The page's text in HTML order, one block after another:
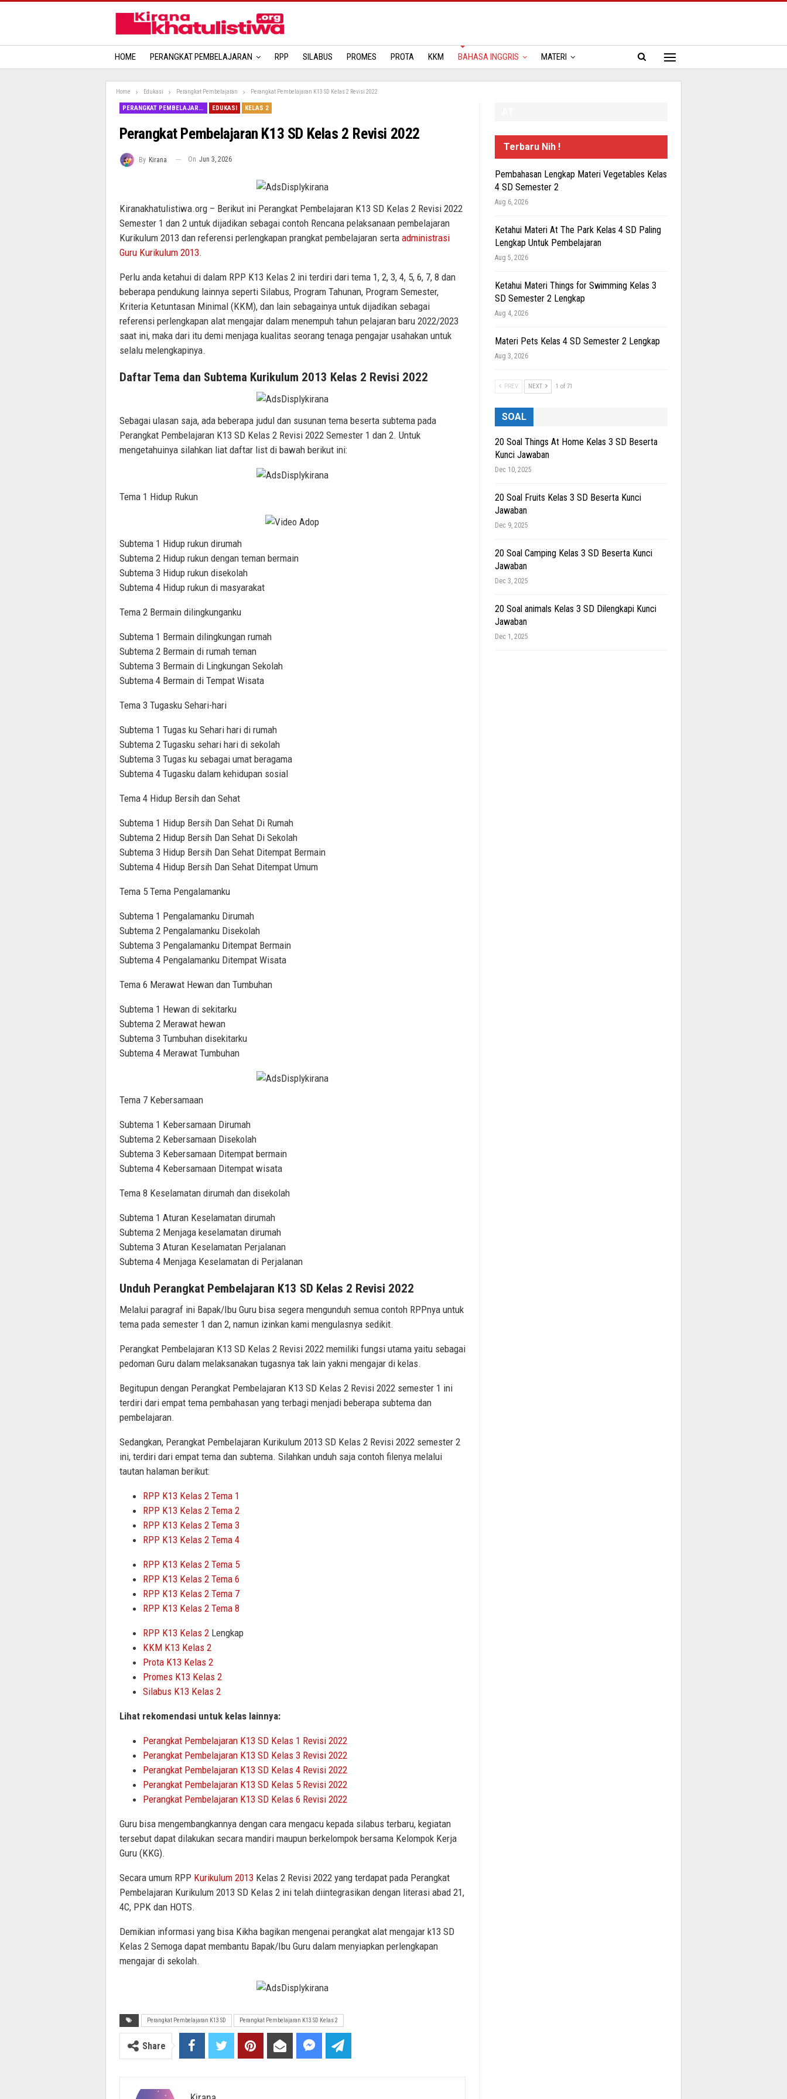
HOME PERANGKAT PEMBELAJARAN RPP SILABUS PROMES PROTA KKM BAHASA INGGRIS MATERI
Home Edukasi Perangkat Pembelajaran Perangkat Pembelajaran K13 SD Kelas 2 Revisi 2022
PERANGKAT PEMBELAJARAN EDUKASI KELAS 2
Perangkat Pembelajaran K13 SD Kelas 2 Revisi 2022
By Kirana On Jun 3, 2026
Kiranakhatulistiwa.org – Berikut ini Perangkat Pembelajaran K13 SD Kelas 2 Revisi 2022
Semester 1 dan 2 untuk dijadikan sebagai contoh Rencana pelaksanaan pembelajaran
Kurikulum 2013 dan referensi perlengkapan prangkat pembelajaran serta administrasi
Guru Kurikulum 2013.
Perlu anda ketahui di dalam RPP K13 Kelas 2 ini terdiri dari tema 1, 2, 3, 4, 5, 6, 7, 8 dan
beberapa pendukung lainnya seperti Silabus, Program Tahunan, Program Semester,
Kriteria Ketuntasan Minimal (KKM), dan lain sebagainya untuk dijadikan sebagai
referensi perlengkapan alat mengajar dalam menempuh tahun pelajaran baru 2022/2023
saat ini, maka dari itu demi menjaga kualitas seorang tenaga pengajar usahakan untuk
selalu melengkapinya.
Daftar Tema dan Subtema Kurikulum 2013 Kelas 2 Revisi 2022
Sebagai ulasan saja, ada beberapa judul dan susunan tema beserta subtema pada
Perangkat Pembelajaran K13 SD Kelas 2 Revisi 2022 Semester 1 dan 2. Untuk
mengetahuinya silahkan liat daftar list di bawah berikut ini:
Tema 1 Hidup Rukun
Subtema 1 Hidup rukun dirumah
Subtema 2 Hidup rukun dengan teman bermain
Subtema 3 Hidup rukun disekolah
Subtema 4 Hidup rukun di masyarakat
Tema 2 Bermain dilingkunganku
Subtema 1 Bermain dilingkungan rumah
Subtema 2 Bermain di rumah teman
Subtema 3 Bermain di Lingkungan Sekolah
Subtema 4 Bermain di Tempat Wisata
Tema 3 Tugasku Sehari-hari
Subtema 1 Tugas ku Sehari hari di rumah
Subtema 2 Tugasku sehari hari di sekolah
Subtema 3 Tugas ku sebagai umat beragama
Subtema 4 Tugasku dalam kehidupan sosial
Tema 4 Hidup Bersih dan Sehat
Subtema 1 Hidup Bersih Dan Sehat Di Rumah
Subtema 2 Hidup Bersih Dan Sehat Di Sekolah
Subtema 3 Hidup Bersih Dan Sehat Ditempat Bermain
Subtema 4 Hidup Bersih Dan Sehat Ditempat Umum
Tema 5 Tema Pengalamanku
Subtema 1 Pengalamanku Dirumah
Subtema 2 Pengalamanku Disekolah
Subtema 3 Pengalamanku Ditempat Bermain
Subtema 4 Pengalamanku Ditempat Wisata
Tema 6 Merawat Hewan dan Tumbuhan
Subtema 1 Hewan di sekitarku
Subtema 2 Merawat hewan
Subtema 3 Tumbuhan disekitarku
Subtema 4 Merawat Tumbuhan
Tema 7 Kebersamaan
Subtema 1 Kebersamaan Dirumah
Subtema 2 Kebersamaan Disekolah
Subtema 3 Kebersamaan Ditempat bermain
Subtema 4 Kebersamaan Ditempat wisata
Tema 8 Keselamatan dirumah dan disekolah
Subtema 1 Aturan Keselamatan dirumah
Subtema 2 Menjaga keselamatan dirumah
Subtema 3 Aturan Keselamatan Perjalanan
Subtema 4 Menjaga Keselamatan di Perjalanan
Unduh Perangkat Pembelajaran K13 SD Kelas 2 Revisi 2022
Melalui paragraf ini Bapak/Ibu Guru bisa segera mengunduh semua contoh RPPnya untuk
tema pada semester 1 dan 2, namun izinkan kami mengulasnya sedikit.
Perangkat Pembelajaran K13 SD Kelas 2 Revisi 2022 memiliki fungsi utama yaitu sebagai
pedoman Guru dalam melaksanakan tugasnya tak lain yakni mengajar di kelas.
Begitupun dengan Perangkat Pembelajaran K13 SD Kelas 2 Revisi 2022 semester 1 ini
terdiri dari empat tema pembahasan yang terbagi menjadi beberapa subtema dan
pembelajaran.
Sedangkan, Perangkat Pembelajaran Kurikulum 2013 SD Kelas 2 Revisi 2022 semester 2
ini, terdiri dari empat tema dan subtema. Silahkan unduh saja contoh filenya melalui
tautan halaman berikut:
RPP K13 Kelas 2 Tema 1
RPP K13 Kelas 2 Tema 2
RPP K13 Kelas 2 Tema 3
RPP K13 Kelas 2 Tema 4
RPP K13 Kelas 2 Tema 5
RPP K13 Kelas 2 Tema 6
RPP K13 Kelas 2 Tema 7
RPP K13 Kelas 2 Tema 8
RPP K13 Kelas 2Lengkap
KKM K13 Kelas 2
Prota K13 Kelas 2
Promes K13 Kelas 2
Silabus K13 Kelas 2
Lihat rekomendasi untuk kelas lainnya:
Perangkat Pembelajaran K13 SD Kelas 1 Revisi 2022
Perangkat Pembelajaran K13 SD Kelas 3 Revisi 2022
Perangkat Pembelajaran K13 SD Kelas 4 Revisi 2022
Perangkat Pembelajaran K13 SD Kelas 5 Revisi 2022
Perangkat Pembelajaran K13 SD Kelas 6 Revisi 2022
Guru bisa mengembangkannya dengan cara mengacu kepada silabus terbaru, kegiatan
tersebut dapat dilakukan secara mandiri maupun berkelompok bersama Kelompok Kerja
Guru (KKG).
Secara umum RPP Kurikulum 2013Kelas 2 Revisi 2022 yang terdapat pada Perangkat
Pembelajaran Kurikulum 2013 SD Kelas 2 ini telah diintegrasikan dengan literasi abad 21,
4C, PPK dan HOTS.
Demikian informasi yang bisa Kikha bagikan mengenai perangkat alat mengajar k13 SD
Kelas 2 Semoga dapat membantu Bapak/Ibu Guru dalam menyiapkan perlengkapan
mengajar di sekolah.
Perangkat Pembelajaran K13 SD Perangkat Pembelajaran K13 SD Kelas 2
Share
Terbaru Nih !
Pembahasan Lengkap Materi Vegetables Kelas
4 SD Semester 2
Aug 6, 2026
Ketahui Materi At The Park Kelas 4 SD Paling
Lengkap Untuk Pembelajaran
Aug 5, 2026
Ketahui Materi Things for Swimming Kelas 3
SD Semester 2 Lengkap
Aug 4, 2026
Materi Pets Kelas 4 SD Semester 2 Lengkap
Aug 3, 2026
PREV NEXT 1 of 71
SOAL
20 Soal Things At Home Kelas 3 SD Beserta
Kunci Jawaban
Dec 10, 2025
20 Soal Fruits Kelas 3 SD Beserta Kunci
Jawaban
Dec 9, 2025
20 Soal Camping Kelas 3 SD Beserta Kunci
Jawaban
Dec 3, 2025
20 Soal animals Kelas 3 SD Dilengkapi Kunci
Jawaban
Dec 1, 2025